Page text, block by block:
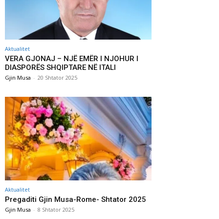
Aktualitet
VERA GJONAJ – NJË EMËR I NJOHUR I
DIASPORËS SHQIPTARE NË ITALI
Gjin Musa - 20 Shtator 2025
Aktualitet
Pregaditi Gjin Musa-Rome- Shtator 2025
Gjin Musa - 8 Shtator 2025